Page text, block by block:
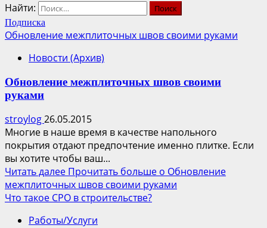
Найти:
Подписка
Обновление межплиточных швов своими руками
Новости (Архив)
Обновление межплиточных швов своими
руками
stroylog26.05.2015
Многие в наше время в качестве напольного
покрытия отдают предпочтение именно плитке. Если
вы хотите чтобы ваш...
Читать далее Прочитать больше о Обновление
межплиточных швов своими руками
Что такое СРО в строительстве?
Работы/Услуги